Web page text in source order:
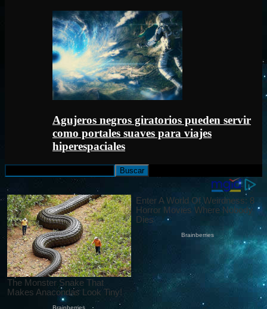
Agujeros negros giratorios pueden servir
como portales suaves para viajes
hiperespaciales